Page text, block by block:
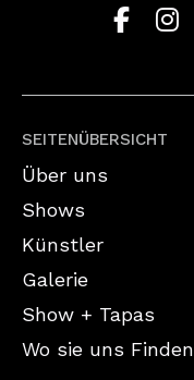
SEITENÜBERSICHT
Über uns
Shows
Künstler
Galerie
Show + Tapas
Wo sie uns Finden